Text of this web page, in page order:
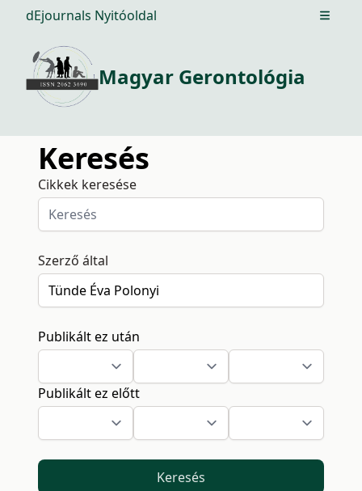
dEjournals Nyitóoldal Open
Magyar Gerontológia
Keresés
Cikkek keresése
Szerző által
Publikált ez után
Publikált ez előtt
Keresés